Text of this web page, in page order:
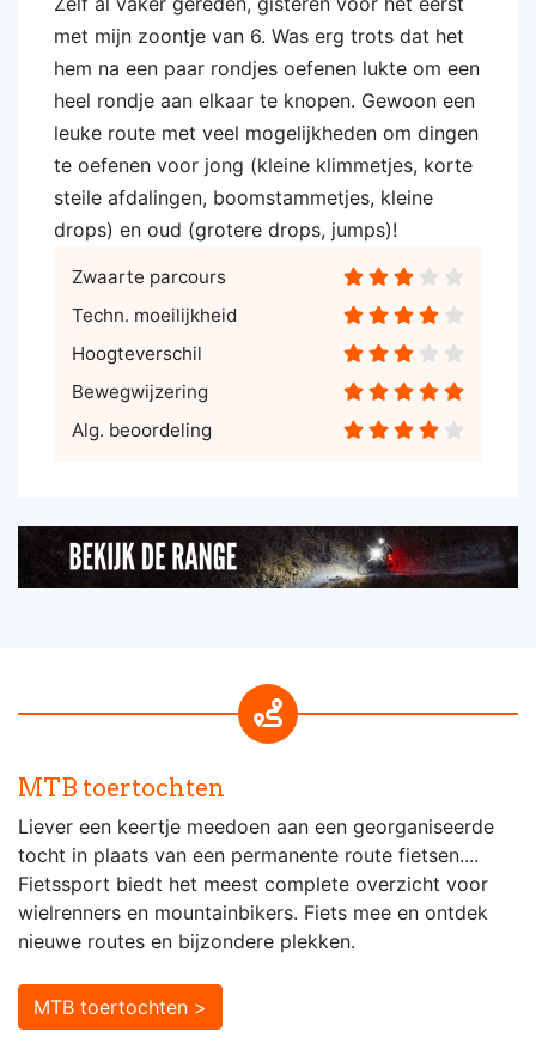
met mijn zoontje van 6. Was erg trots dat het
hem na een paar rondjes oefenen lukte om een
heel rondje aan elkaar te knopen. Gewoon een
leuke route met veel mogelijkheden om dingen
te oefenen voor jong (kleine klimmetjes, korte
steile afdalingen, boomstammetjes, kleine
drops) en oud (grotere drops, jumps)!
Zwaarte parcours
Techn. moeilijkheid
Hoogteverschil
Bewegwijzering
Alg. beoordeling
MTB toertochten
Liever een keertje meedoen aan een georganiseerde
tocht in plaats van een permanente route fietsen....
Fietssport biedt het meest complete overzicht voor
wielrenners en mountainbikers. Fiets mee en ontdek
nieuwe routes en bijzondere plekken.
MTB toertochten >